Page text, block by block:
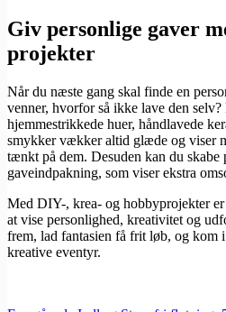
Giv personlige gaver
projekter
Når du næste gang skal finde en
venner, hvorfor så ikke lave den
hjemmestrikkede huer, håndlavede
smykker vækker altid glæde og viser
tænkt på dem. Desuden kan du skabe
gaveindpakning, som viser ekstra
Med DIY-, krea- og hobbyprojekter
at vise personlighed, kreativitet og
frem, lad fantasien få frit løb, og kom
kreative eventyr.